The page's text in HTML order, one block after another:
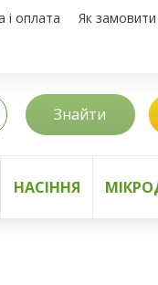
і оплата Як замовити
Знайти
НАСІННЯ